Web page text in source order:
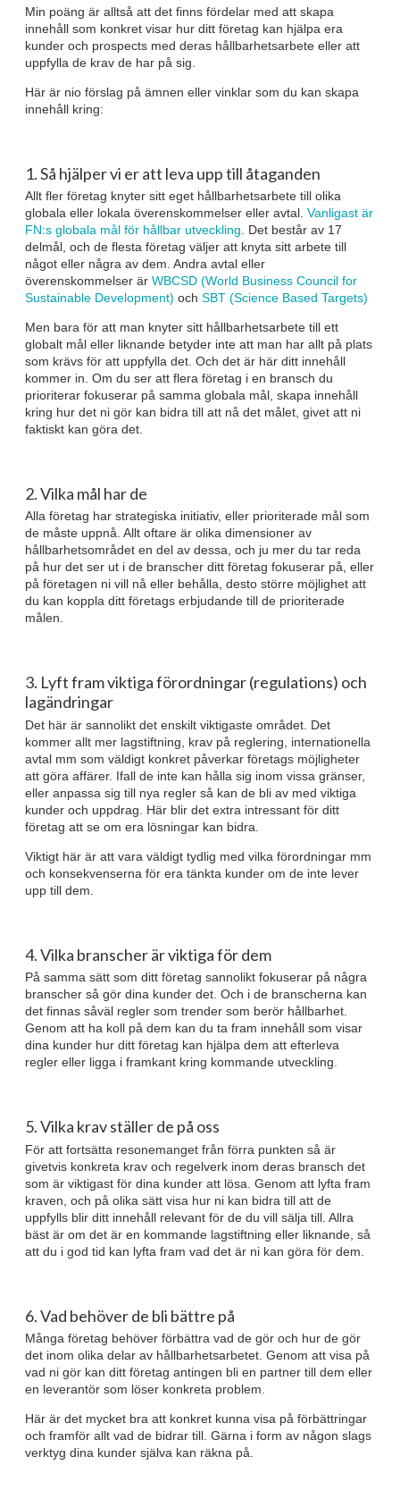
Min poäng är alltså att det finns fördelar med att skapa
innehåll som konkret visar hur ditt företag kan hjälpa era
kunder och prospects med deras hållbarhetsarbete eller att
uppfylla de krav de har på sig.
Här är nio förslag på ämnen eller vinklar som du kan skapa
innehåll kring:
1. Så hjälper vi er att leva upp till åtaganden
Allt fler företag knyter sitt eget hållbarhetsarbete till olika
globala eller lokala överenskommelser eller avtal. Vanligast är
FN:s globala mål för hållbar utveckling . Det består av 17
delmål, och de flesta företag väljer att knyta sitt arbete till
något eller några av dem. Andra avtal eller
överenskommelser är WBCSD (World Business Council for
Sustainable Development) och SBT (Science Based Targets)
Men bara för att man knyter sitt hållbarhetsarbete till ett
globalt mål eller liknande betyder inte att man har allt på plats
som krävs för att uppfylla det. Och det är här ditt innehåll
kommer in. Om du ser att flera företag i en bransch du
prioriterar fokuserar på samma globala mål, skapa innehåll
kring hur det ni gör kan bidra till att nå det målet, givet att ni
faktiskt kan göra det.
2. Vilka mål har de
Alla företag har strategiska initiativ, eller prioriterade mål som
de måste uppnå. Allt oftare är olika dimensioner av
hållbarhetsområdet en del av dessa, och ju mer du tar reda
på hur det ser ut i de branscher ditt företag fokuserar på, eller
på företagen ni vill nå eller behålla, desto större möjlighet att
du kan koppla ditt företags erbjudande till de prioriterade
målen.
3. Lyft fram viktiga förordningar (regulations) och
lagändringar
Det här är sannolikt det enskilt viktigaste området. Det
kommer allt mer lagstiftning, krav på reglering, internationella
avtal mm som väldigt konkret påverkar företags möjligheter
att göra affärer. Ifall de inte kan hålla sig inom vissa gränser,
eller anpassa sig till nya regler så kan de bli av med viktiga
kunder och uppdrag. Här blir det extra intressant för ditt
företag att se om era lösningar kan bidra.
Viktigt här är att vara väldigt tydlig med vilka förordningar mm
och konsekvenserna för era tänkta kunder om de inte lever
upp till dem.
4. Vilka branscher är viktiga för dem
På samma sätt som ditt företag sannolikt fokuserar på några
branscher så gör dina kunder det. Och i de branscherna kan
det finnas såväl regler som trender som berör hållbarhet.
Genom att ha koll på dem kan du ta fram innehåll som visar
dina kunder hur ditt företag kan hjälpa dem att efterleva
regler eller ligga i framkant kring kommande utveckling.
5. Vilka krav ställer de på oss
För att fortsätta resonemanget från förra punkten så är
givetvis konkreta krav och regelverk inom deras bransch det
som är viktigast för dina kunder att lösa. Genom att lyfta fram
kraven, och på olika sätt visa hur ni kan bidra till att de
uppfylls blir ditt innehåll relevant för de du vill sälja till. Allra
bäst är om det är en kommande lagstiftning eller liknande, så
att du i god tid kan lyfta fram vad det är ni kan göra för dem.
6. Vad behöver de bli bättre på
Många företag behöver förbättra vad de gör och hur de gör
det inom olika delar av hållbarhetsarbetet. Genom att visa på
vad ni gör kan ditt företag antingen bli en partner till dem eller
en leverantör som löser konkreta problem.
Här är det mycket bra att konkret kunna visa på förbättringar
och framför allt vad de bidrar till. Gärna i form av någon slags
verktyg dina kunder själva kan räkna på.